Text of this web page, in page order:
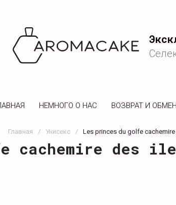
НЕМНОГО О НАС ВОЗВРАТ И ОБМЕН
Главная / Унисекс / Les princes du golfe cachemire
des